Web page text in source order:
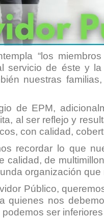
“los
servicio de éste y
nuestras
de EPM,
al ser reflejo y
con calidad,
recordar lo que
calidad, de
organización
Público,
quienes nos
ser